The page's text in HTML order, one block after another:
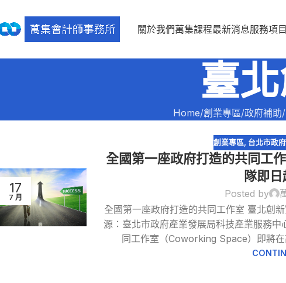
關於我們萬集課程最新消息服務項目
臺
Home 創業專區 政府補助
17
7 月
創業專區, 台北市政府
全國第一座政府打造的共同工
隊即
Posted by
全國第一座政府打造的共同工作室 臺北創
源：臺北市政府產業發展局科技產業服務
同工作室（Coworking Space）即將